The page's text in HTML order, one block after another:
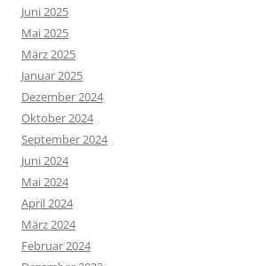
Juni 2025
Mai 2025
März 2025
Januar 2025
Dezember 2024
Oktober 2024
September 2024
Juni 2024
Mai 2024
April 2024
März 2024
Februar 2024